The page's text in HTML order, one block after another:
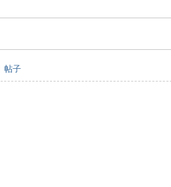
帖子